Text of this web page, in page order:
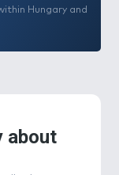
és nagyon
kivétel
amely
mix
kell meglepődni,
Hungary and